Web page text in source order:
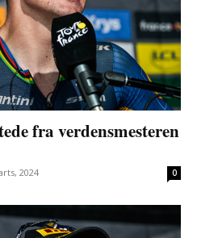
fra verdensmesteren
2024 0